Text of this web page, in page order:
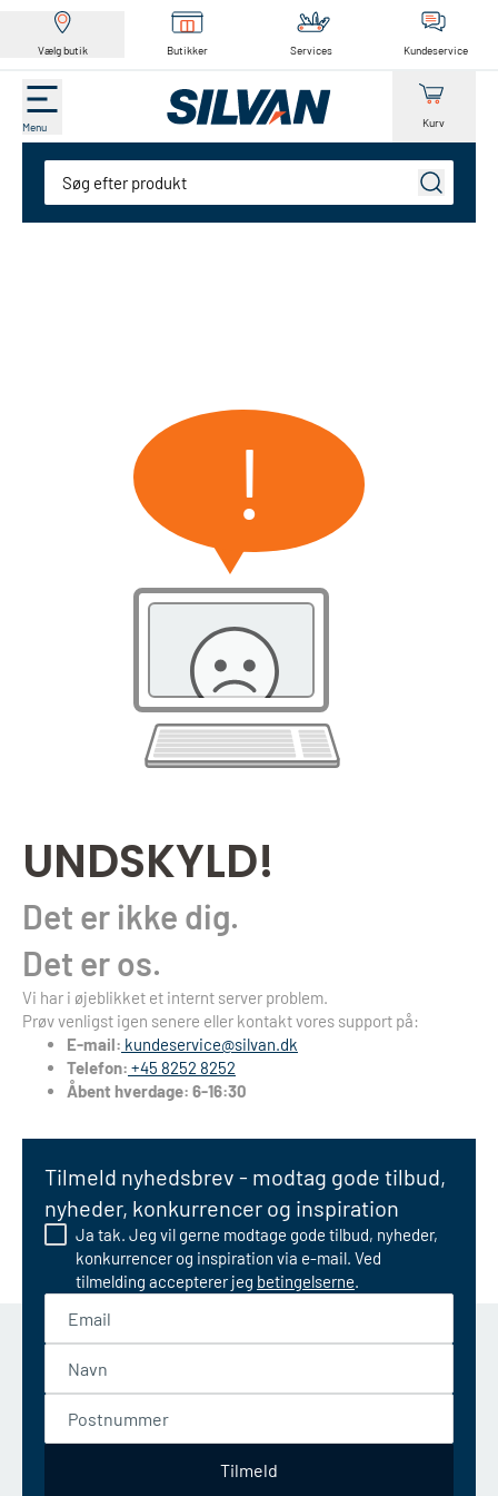
Vælg butik Butikker Services Kundeservice
Menu Kurv
Søg
UNDSKYLD!
Det er ikke dig.
Det er os.
Vi har i øjeblikket et internt server problem.
Prøv venligst igen senere eller kontakt vores support på:
E-mail: kundeservice@silvan.dk
Telefon: +45 8252 8252
Åbent hverdage: 6-16:30
!
Tilmeld nyhedsbrev - modtag gode tilbud,
nyheder, konkurrencer og inspiration
Ja tak. Jeg vil gerne modtage gode tilbud, nyheder,
konkurrencer og inspiration via e-mail. Ved
tilmelding accepterer jeg betingelserne.
Tilmeld